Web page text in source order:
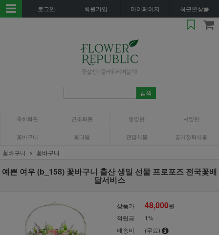
로그인 회원가입 마이페이지 최근본상품
축하화환 근조화환 동양란 서양란
꽃바구니 꽃다발 관엽식물 공기정화식물
꽃바구니 꽃바구니
예쁜 여우 (b_158) 꽃바구니 출산 생일 선물 프로포즈 전국꽃배
달서비스
상품가 48,000원
적립금
1%
배송비
(무료)